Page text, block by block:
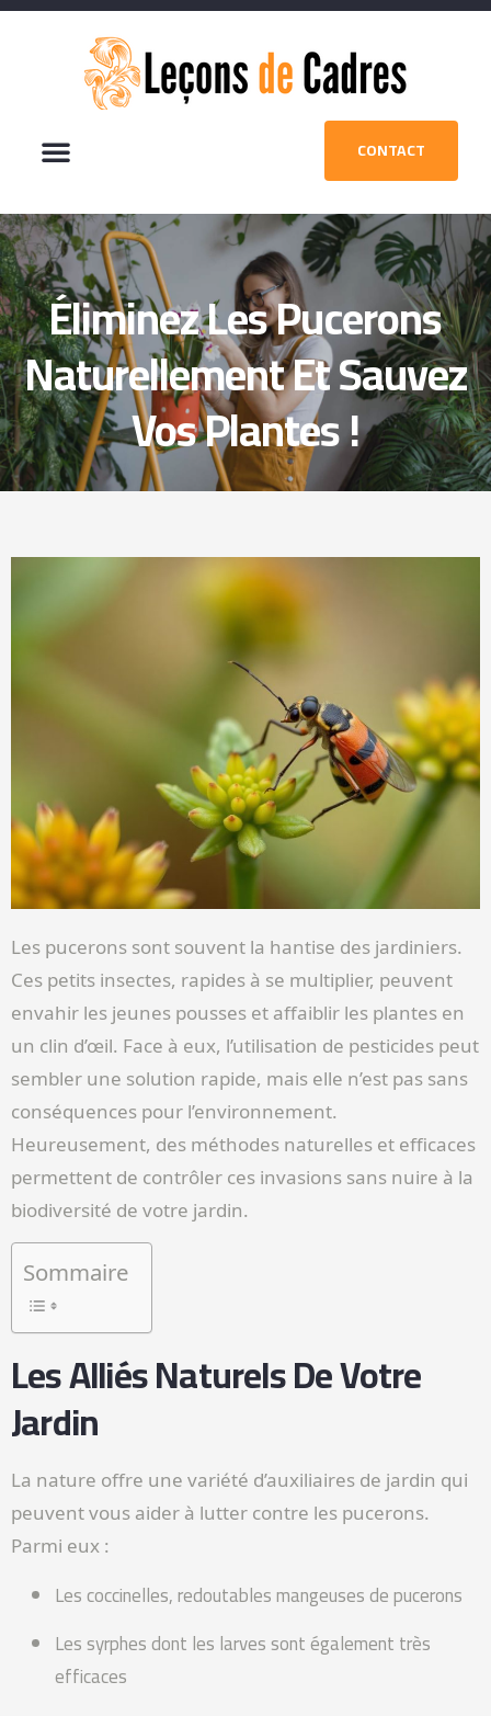
CONTACT
Éliminez Les Pucerons
Naturellement Et Sauvez
Vos Plantes !
Les pucerons sont souvent la hantise des jardiniers.
Ces petits insectes, rapides à se multiplier, peuvent
envahir les jeunes pousses et affaiblir les plantes en
un clin d’œil. Face à eux, l’utilisation de pesticides peut
sembler une solution rapide, mais elle n’est pas sans
conséquences pour l’environnement.
Heureusement, des méthodes naturelles et efficaces
permettent de contrôler ces invasions sans nuire à la
biodiversité de votre jardin.
Sommaire
Les Alliés Naturels De Votre
Jardin
La nature offre une variété d’auxiliaires de jardin qui
peuvent vous aider à lutter contre les pucerons.
Parmi eux :
Les coccinelles, redoutables mangeuses de pucerons
Les syrphes dont les larves sont également très
efficaces